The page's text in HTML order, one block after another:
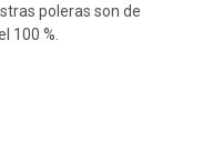
poleras son de
100 %.